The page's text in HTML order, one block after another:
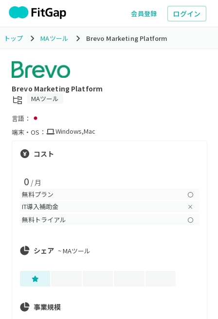
会員登録 ログイン
トップ MAツール Brevo Marketing Platform
Brevo Marketing Platform
MAツール
言語：
端末・OS：
Windows,Mac
コスト
0 / 月
無料プラン 〇
IT導入補助金 ×
無料トライアル 〇
シェア ~MAツール
事業規模